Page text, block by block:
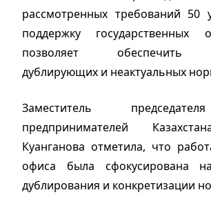
рассмотренных требований 50
поддержку государственных
позволяет обеспечить
дублирующих и неактуальных
Заместитель
предпринимателей
Куанганова отметила, что
офиса была сфокусирована
дублирования и конкретизации